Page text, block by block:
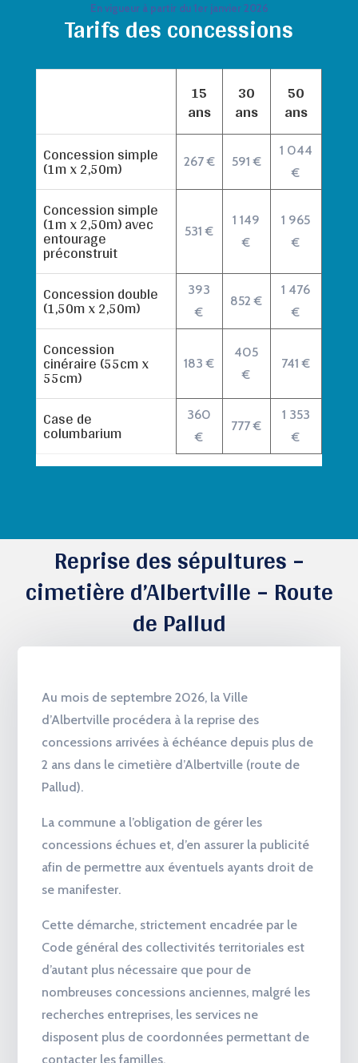
En vigueur à partir du 1er janvier 2026
Tarifs des concessions
15
ans
30
ans
50
ans
Concession simple
(1m x 2,50m) 267 € 591 €
1 044
€
Concession simple
(1m x 2,50m) avec
entourage
préconstruit
531 €
1 149
€
1 965
€
Concession double
(1,50m x 2,50m)
393
€
852 €
1 476
€
Concession
cinéraire (55cm x
55cm)
183 €
405
€
741 €
Case de
columbarium
360
€
777 €
1 353
€
Reprise des sépultures –
cimetière d’Albertville – Route
de Pallud
Au mois de septembre 2026, la Ville
d’Albertville procédera à la reprise des
concessions arrivées à échéance depuis plus de
2 ans dans le cimetière d’Albertville (route de
Pallud).
La commune a l’obligation de gérer les
concessions échues et, d’en assurer la publicité
afin de permettre aux éventuels ayants droit de
se manifester.
Cette démarche, strictement encadrée par le
Code général des collectivités territoriales est
d’autant plus nécessaire que pour de
nombreuses concessions anciennes, malgré les
recherches entreprises, les services ne
disposent plus de coordonnées permettant de
contacter les familles.